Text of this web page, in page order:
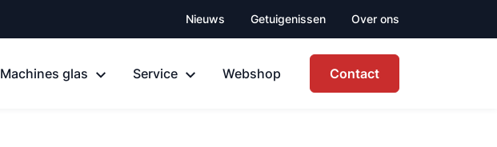
Machines glas Service Webshop Contact
Nieuws Getuigenissen Over ons